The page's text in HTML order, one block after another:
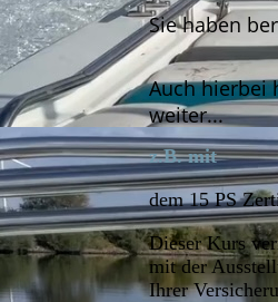
Sie haben
Auch hierbei
weiter...
z.B. mit
dem 15 PS
Dieser Kurs
mit der
Ihrer